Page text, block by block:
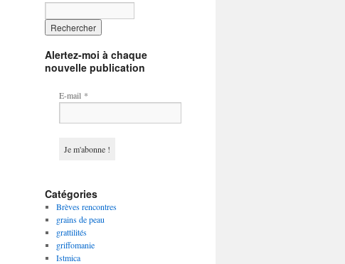
Alertez-moi à chaque
nouvelle publication
E-mail *
Catégories
Brèves rencontres
grains de peau
grattilités
griffomanie
Istmica